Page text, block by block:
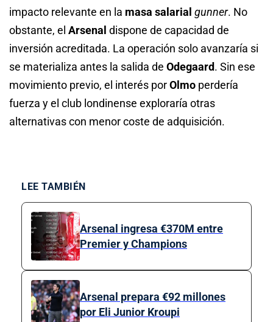
impacto relevante en la masa salarial gunner. No
obstante, el Arsenal dispone de capacidad de
inversión acreditada. La operación solo avanzaría si
se materializa antes la salida de Odegaard. Sin ese
movimiento previo, el interés porOlmo perdería
fuerza y el club londinense exploraría otras
alternativas con menor coste de adquisición.
LEE TAMBIÉN
Arsenal ingresa €370M entre
Premier y Champions
Arsenal prepara €92 millones
por Eli Junior Kroupi